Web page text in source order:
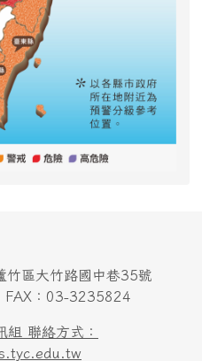
區大竹路國中巷35號
：03-3235824
組 聯絡方式：